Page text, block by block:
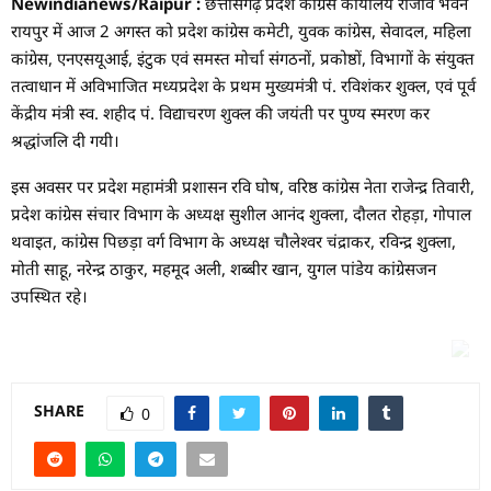
रायपुर में आज 2 अगस्त को प्रदेश कांग्रेस कमेटी, युवक कांग्रेस, सेवादल, महिला
कांग्रेस, एनएसयूआई, इंटुक एवं समस्त मोर्चा संगठनों, प्रकोष्ठों, विभागों के संयुक्त
तत्वाधान में अविभाजित मध्यप्रदेश के प्रथम मुख्यमंत्री पं. रविशंकर शुक्ल, एवं पूर्व
केंद्रीय मंत्री स्व. शहीद पं. विद्याचरण शुक्ल की जयंती पर पुण्य स्मरण कर
श्रद्धांजलि दी गयी।
इस अवसर पर प्रदेश महामंत्री प्रशासन रवि घोष, वरिष्ठ कांग्रेस नेता राजेन्द्र तिवारी,
प्रदेश कांग्रेस संचार विभाग के अध्यक्ष सुशील आनंद शुक्ला, दौलत रोहड़ा, गोपाल
थवाइत, कांग्रेस पिछड़ा वर्ग विभाग के अध्यक्ष चौलेश्वर चंद्राकर, रविन्द्र शुक्ला,
मोती साहू, नरेन्द्र ठाकुर, महमूद अली, शब्बीर खान, युगल पांडेय कांग्रेसजन
उपस्थित रहे।
SHARE 0